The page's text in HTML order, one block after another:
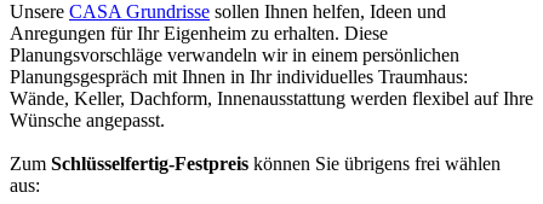
Unsere CASA Grundrisse sollen Ihnen helfen, Ideen und
Anregungen für Ihr Eigenheim zu erhalten. Diese
Planungsvorschläge verwandeln wir in einem persönlichen
Planungsgespräch mit Ihnen in Ihr individuelles Traumhaus:
Wände, Keller, Dachform, Innenausstattung werden flexibel auf Ihre
Wünsche angepasst.
Zum Schlüsselfertig-Festpreis können Sie übrigens frei wählen
aus: